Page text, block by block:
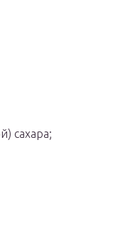
сахара;